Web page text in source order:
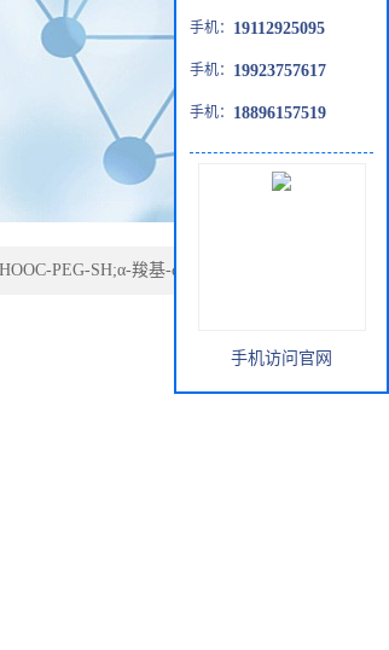
HOOC-PEG-SH;α-羧基-ω-巯基聚乙二醇
手机： 19112925095
手机： 19923757617
手机： 18896157519
手机访问官网